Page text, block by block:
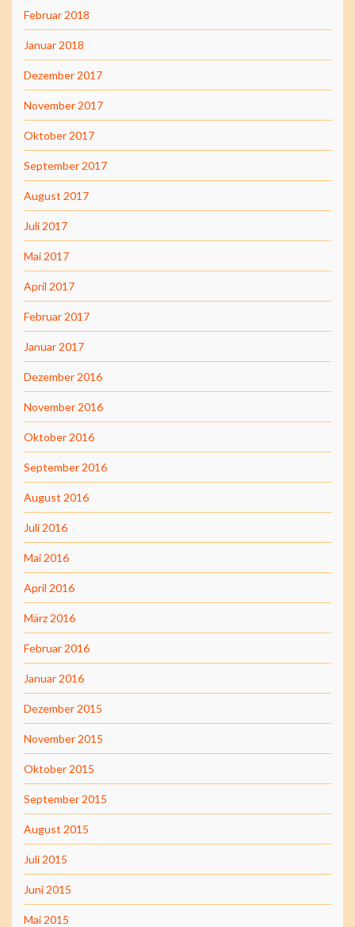
Februar 2018
Januar 2018
Dezember 2017
November 2017
Oktober 2017
September 2017
August 2017
Juli 2017
Mai 2017
April 2017
Februar 2017
Januar 2017
Dezember 2016
November 2016
Oktober 2016
September 2016
August 2016
Juli 2016
Mai 2016
April 2016
März 2016
Februar 2016
Januar 2016
Dezember 2015
November 2015
Oktober 2015
September 2015
August 2015
Juli 2015
Juni 2015
Mai 2015